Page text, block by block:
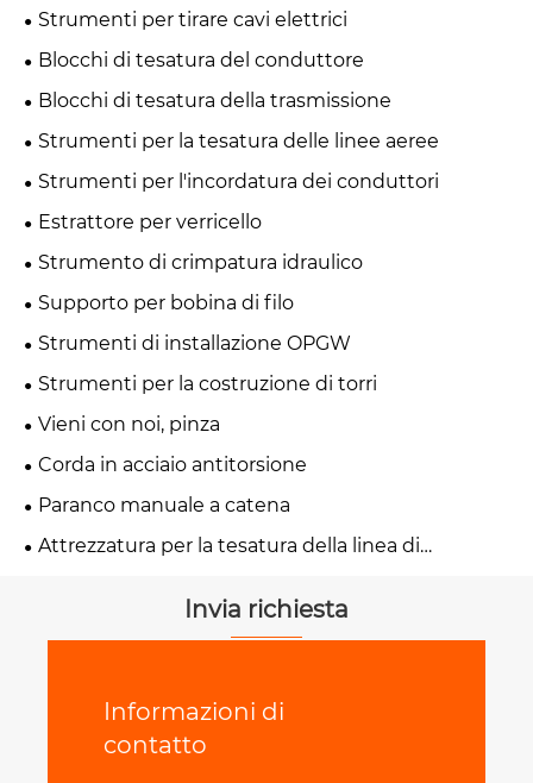
Strumenti per tirare cavi elettrici
Blocchi di tesatura del conduttore
Blocchi di tesatura della trasmissione
Strumenti per la tesatura delle linee aeree
Strumenti per l'incordatura dei conduttori
Estrattore per verricello
Strumento di crimpatura idraulico
Supporto per bobina di filo
Strumenti di installazione OPGW
Strumenti per la costruzione di torri
Vieni con noi, pinza
Corda in acciaio antitorsione
Paranco manuale a catena
Attrezzatura per la tesatura della linea di
Invia richiesta
Informazioni di
contatto